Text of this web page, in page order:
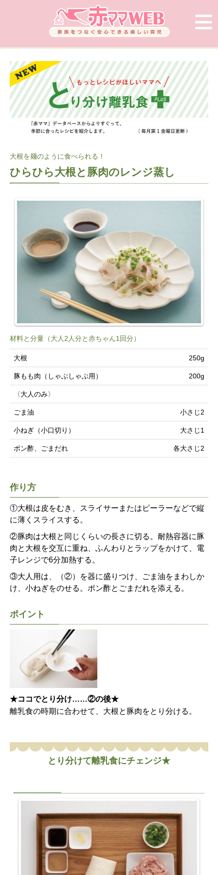
大根を麺のように食べられる！
ひらひら大根と豚肉のレンジ蒸し
材料と分量（大人2人分と赤ちゃん1回分）
大根 250g
豚もも肉（しゃぶしゃぶ用） 200g
〈大人のみ〉
ごま油 小さじ2
小ねぎ（小口切り） 大さじ1
ポン酢、ごまだれ 各大さじ2
作り方
①大根は皮をむき、スライサーまたはピーラーなどで縦
に薄くスライスする。
②豚肉は大根と同じくらいの長さに切る。耐熱容器に豚
肉と大根を交互に重ね、ふんわりとラップをかけて、電
子レンジで6分加熱する。
③大人用は、（②）を器に盛りつけ、ごま油をまわしか
け、小ねぎをのせる。ポン酢とごまだれを添える。
ポイント
★ココでとり分け……②の後★
離乳食の時期に合わせて、大根と豚肉をとり分ける。
とり分けて離乳食にチェンジ★